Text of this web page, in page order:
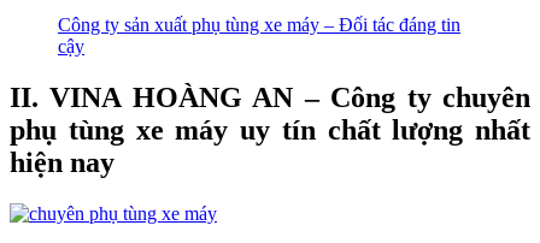
Công ty sản xuất phụ tùng xe máy – Đối tác đáng tin
cậy
II. VINA HOÀNG AN – Công ty chuyên
phụ tùng xe máy uy tín chất lượng nhất
hiện nay